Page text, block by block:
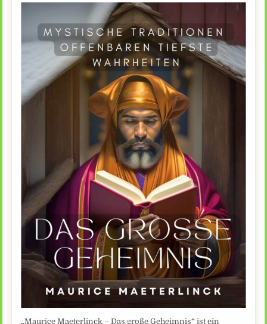
„Maurice Maeterlinck – Das große Geheimnis“ ist ein